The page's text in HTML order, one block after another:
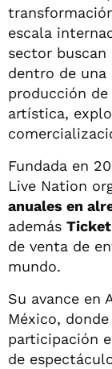
escala
sector buscan
dentro de una
producción
artística,
Fundada en
Live Nation
anuales en
además
de venta de
mundo.
Su avance en
México,
participación
de